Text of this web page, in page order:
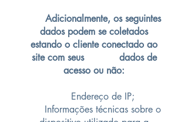
Adicionalmente, os seguintes
dados podem se coletados
estando o cliente conectado ao
site com seus dados de
acesso ou não:
Endereço de IP;
Informações técnicas sobre o